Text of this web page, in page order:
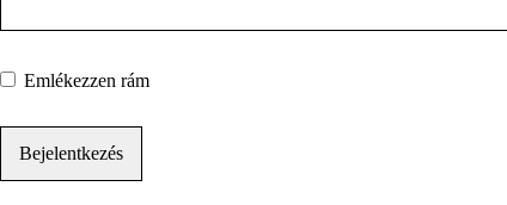
Emlékezzen rám